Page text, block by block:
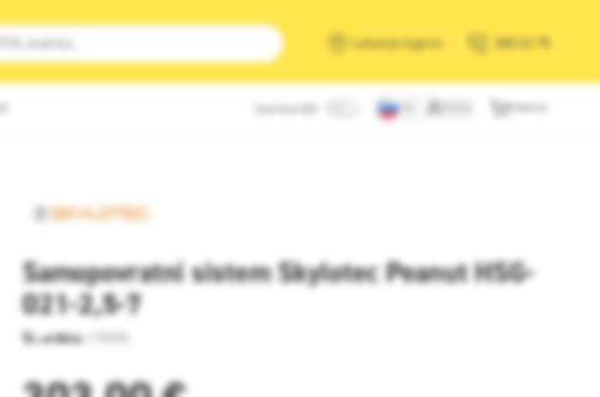
Išči
Lokacije trgovin 080 22 75
Samopovratni sistem Skylotec Peanut HSG-
021-2,5-7
Št. artikla: